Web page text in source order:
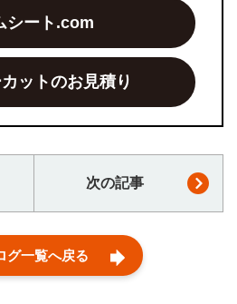
シート.com
ットのお見積り
次の記事
グ一覧へ戻る